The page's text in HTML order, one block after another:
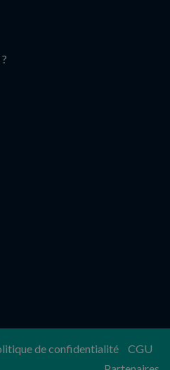
de confidentialité
CGU